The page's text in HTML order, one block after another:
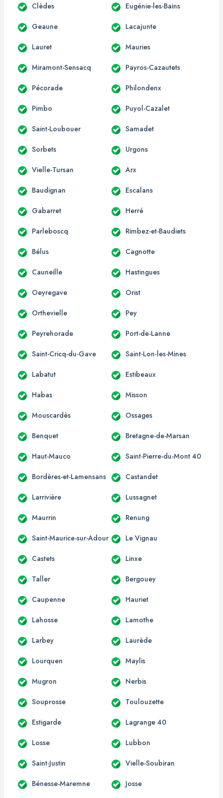
Clèdes Eugénie-les-Bains
Geaune Lacajunte
Lauret Mauries
Miramont-Sensacq Payros-Cazautets
Pécorade Philondenx
Pimbo Puyol-Cazalet
Saint-Loubouer Samadet
Sorbets Urgons
Vielle-Tursan Arx
Baudignan Escalans
Gabarret Herré
Parleboscq Rimbez-et-Baudiets
Bélus Cagnotte
Cauneille Hastingues
Oeyregave Orist
Orthevielle Pey
Peyrehorade Port-de-Lanne
Saint-Cricq-du-Gave Saint-Lon-les-Mines
Labatut Estibeaux
Habas Misson
Mouscardès Ossages
Benquet Bretagne-de-Marsan
Haut-Mauco Saint-Pierre-du-Mont 40
Bordères-et-Lamensans Castandet
Larrivière Lussagnet
Maurrin Renung
Saint-Maurice-sur-Adour Le Vignau
Castets Linxe
Taller Bergouey
Caupenne Hauriet
Lahosse Lamothe
Larbey Laurède
Lourquen Maylis
Mugron Nerbis
Souprosse Toulouzette
Estigarde Lagrange 40
Losse Lubbon
Saint-Justin Vielle-Soubiran
Bénesse-Maremne Josse